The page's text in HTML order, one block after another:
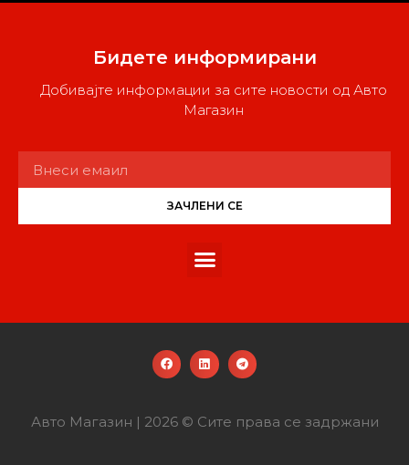
Бидете информирани
Добивајте информации за сите новости од Авто
Магазин
ЗАЧЛЕНИ СЕ
Авто Магазин | 2026 © Сите права се задржани